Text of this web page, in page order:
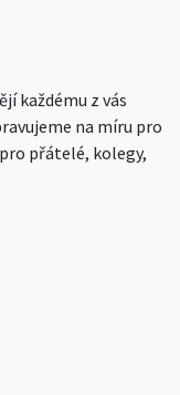
každému z vás
na míru pro
přátelé, kolegy,